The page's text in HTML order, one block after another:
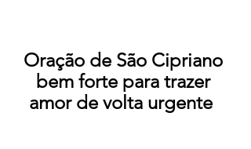
Oração de São Cipriano
bem forte para trazer
amor de volta urgente